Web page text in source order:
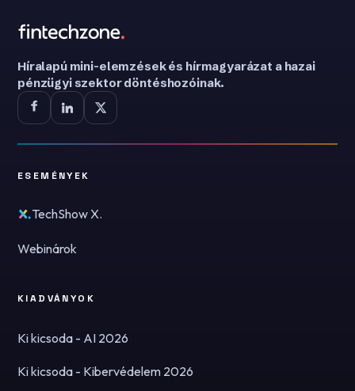
Híralapú mini-elemzések és hírmagyarázat a hazai
pénzügyi szektor döntéshozóinak.
ESEMÉNYEK
TechShow X.
Webinárok
KIADVÁNYOK
Ki kicsoda - AI 2026
Ki kicsoda - Kibervédelem 2026